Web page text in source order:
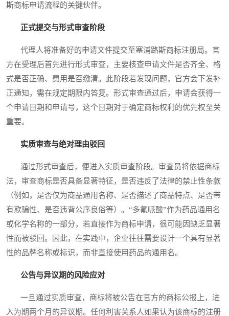
斯商标申请流程的关键伙伴。
正式提交与形式审查阶段
代理人将准备好的申请文件提交至塞浦路斯商标注册局。官
方在受理后首先进行形式审查，主要核查申请文件是否齐全、格
式是否正确、费用是否缴清。此阶段若发现问题，官方会下发补
正通知，需在规定期限内答复。形式审查通过后，申请会获得一
个申请日期和申请号，这个日期对于确定商标权利的优先权至关
重要。
实质审查与绝对理由驳回
通过形式审查后，便进入实质审查阶段。审查员将依据商标
法，审查商标是否具备显著特征，是否违反了法律的禁止性条款
（例如，是否仅为商品通用名称、是否描述了商品特点、是否带
有欺骗性、是否违背公序良俗等）。“多氟哌酸”作为药品通用名
或化学名称的一部分，若直接作为商标申请，很可能因缺乏显著
性而被驳回。因此，在实践中，企业往往需要设计一个具有显著
性的品牌名称或标识，而非直接使用药品的通用名。
公告与异议期的风险应对
一旦通过实质审查，商标将被公告在官方的商标公报上，进
入为期两个月的异议期。任何利害关系人如果认为该商标的注册